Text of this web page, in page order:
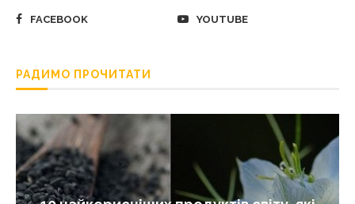
FACEBOOK YOUTUBE
РАДИМО ПРОЧИТАТИ